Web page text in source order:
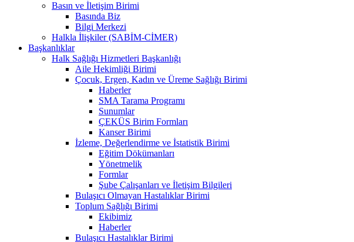
Basın ve İletişim Birimi
Basında Biz
Bilgi Merkezi
Halkla İlişkiler (SABİM-CİMER)
Başkanlıklar
Halk Sağlığı Hizmetleri Başkanlığı
Aile Hekimliği Birimi
Çocuk, Ergen, Kadın ve Üreme Sağlığı Birimi
Haberler
SMA Tarama Programı
Sunumlar
ÇEKÜS Birim Formları
Kanser Birimi
İzleme, Değerlendirme ve İstatistik Birimi
Eğitim Dökümanları
Yönetmelik
Formlar
Şube Çalışanları ve İletişim Bilgileri
Bulaşıcı Olmayan Hastalıklar Birimi
Toplum Sağlığı Birimi
Ekibimiz
Haberler
Bulaşıcı Hastalıklar Birimi